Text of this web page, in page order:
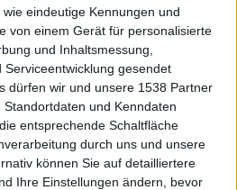
eindeutige Kennungen und
von einem Gerät für personalisierte
und Inhaltsmessung,
gesendet
dürfen wir und unsere 1538 Partner
und Kenndaten
entsprechende Schaltfläche
durch uns und unsere
können Sie auf detailliertere
Ihre Einstellungen ändern, bevor
wirkt in schnelleren Parts,
Enthroned“ und „The
und spitz. Die
werden von der Produktion
wenig zu spüren. Wie
WINTERFYLLETH seit über
Linie, die auch mit